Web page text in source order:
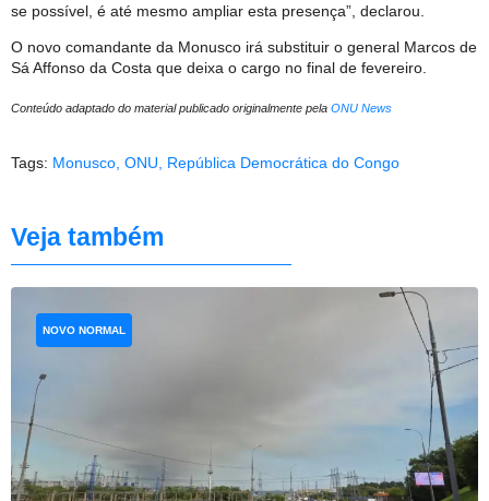
se possível, é até mesmo ampliar esta presença”, declarou.
O novo comandante da Monusco irá substituir o general Marcos de
Sá Affonso da Costa que deixa o cargo no final de fevereiro.
Conteúdo adaptado do material publicado originalmente pela ONU News
Tags: Monusco ONU República Democrática do Congo
Veja também
NOVO NORMAL